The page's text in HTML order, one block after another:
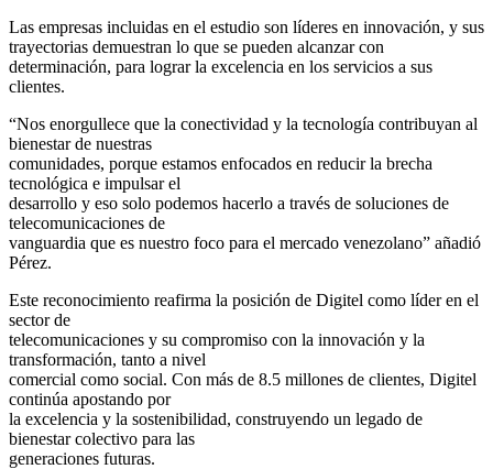
Las empresas incluidas en el estudio son líderes en innovación, y sus
trayectorias demuestran lo que se pueden alcanzar con
determinación, para lograr la excelencia en los servicios a sus
clientes.
“Nos enorgullece que la conectividad y la tecnología contribuyan al
bienestar de nuestras
comunidades, porque estamos enfocados en reducir la brecha
tecnológica e impulsar el
desarrollo y eso solo podemos hacerlo a través de soluciones de
telecomunicaciones de
vanguardia que es nuestro foco para el mercado venezolano” añadió
Pérez.
Este reconocimiento reafirma la posición de Digitel como líder en el
sector de
telecomunicaciones y su compromiso con la innovación y la
transformación, tanto a nivel
comercial como social. Con más de 8.5 millones de clientes, Digitel
continúa apostando por
la excelencia y la sostenibilidad, construyendo un legado de
bienestar colectivo para las
generaciones futuras.